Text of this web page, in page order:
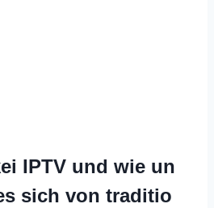
IPTV und wie un
sich von traditio